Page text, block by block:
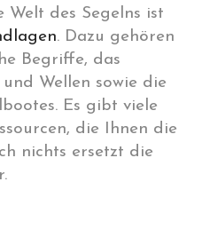
des Segelns ist
. Dazu gehören
Begriffe, das
Wellen sowie die
Es gibt viele
die Ihnen die
nichts ersetzt die